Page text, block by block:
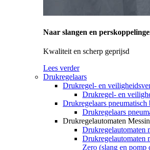
Naar slangen en
Kwaliteit en scherp geprijsd
Lees verder
Drukregelaars
Drukregel- en
Drukregel- en
Drukregelaars pneumatisch
Drukregelaars
Drukregelautomaten
Drukregelautomaten
Drukregelautomaten
Zero (slang en pomp